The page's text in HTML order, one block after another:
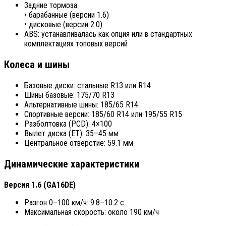
Задние тормоза:
• барабанные (версии 1.6)
• дисковые (версии 2.0)
ABS: устанавливалась как опция или в стандартных
комплектациях топовых версий
Колеса и шины
Базовые диски: стальные R13 или R14
Шины базовые: 175/70 R13
Альтернативные шины: 185/65 R14
Спортивные версии: 185/60 R14 или 195/55 R15
Разболтовка (PCD): 4×100
Вылет диска (ET): 35–45 мм
Центральное отверстие: 59.1 мм
Динамические характеристики
Версия 1.6 (GA16DE)
Разгон 0–100 км/ч: 9.8–10.2 с
Максимальная скорость: около 190 км/ч